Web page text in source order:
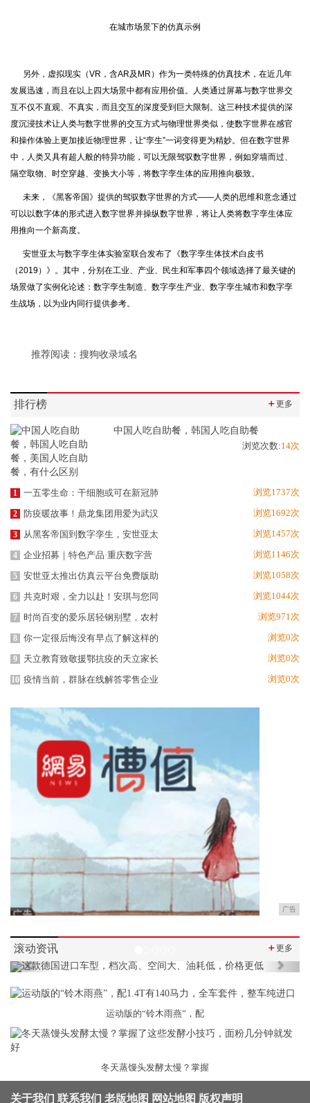
在城市场景下的仿真示例
另外，虚拟现实（VR，含AR及MR）作为一类特殊的仿真技术，在近几年
发展迅速，而且在以上四大场景中都有应用价值。人类通过屏幕与数字世界交
互不仅不直观、不真实，而且交互的深度受到巨大限制。这三种技术提供的深
度沉浸技术让人类与数字世界的交互方式与物理世界类似，使数字世界在感官
和操作体验上更加接近物理世界，让“孪生”一词变得更为精妙。但在数字世界
中，人类又具有超人般的特异功能，可以无限驾驭数字世界，例如穿墙而过、
隔空取物、时空穿越、变换大小等，将数字孪生体的应用推向极致。
未来，《黑客帝国》提供的驾驭数字世界的方式——人类的思维和意念通过
可以以数字体的形式进入数字世界并操纵数字世界，将让人类将数字孪生体应
用推向一个新高度。
安世亚太与数字孪生体实验室联合发布了《数字孪生体技术白皮书
（2019）》。其中，分别在工业、产业、民生和军事四个领域选择了最关键的
场景做了实例化论述：数字孪生制造、数字孪生产业、数字孪生城市和数字孪
生战场，以为业内同行提供参考。
推荐阅读： 搜狗收录域名
排行榜 ＋更多
中国人吃自助餐，韩国人吃自助餐
浏览次数:14次
1 一五零生命：干细胞或可在新冠肺 浏览1737次
2 防疫暖故事！鼎龙集团用爱为武汉 浏览1692次
3 从黑客帝国到数字孪生，安世亚太 浏览1457次
4 企业招募｜特色产品·重庆数字营 浏览1146次
5 安世亚太推出仿真云平台免费版助 浏览1058次
6 共克时艰，全力以赴！安琪与您同 浏览1044次
7 时尚百变的爱乐居轻钢别墅，农村 浏览971次
8 你一定很后悔没有早点了解这样的 浏览0次
9 天立教育致敬援鄂抗疫的天立家长 浏览0次
10 疫情当前，群脉在线解答零售企业 浏览0次
广告
滚动资讯 ＋更多
Previous Next
运动版的“铃木雨燕”，配
冬天蒸馒头发酵太慢？掌握
关于我们 联系我们 老版地图 网站地图 版权声明